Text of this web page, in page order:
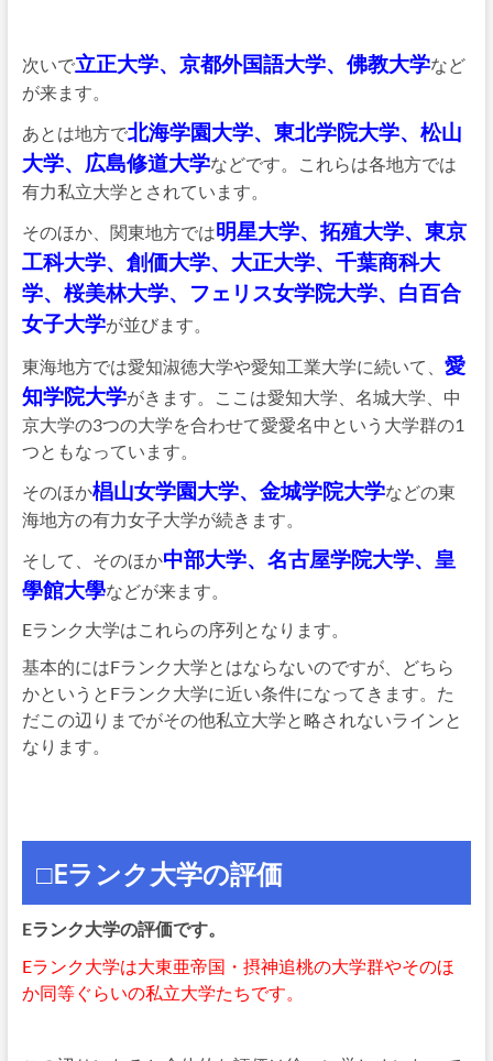
次いで立正大学、京都外国語大学、佛教大学など
が来ます。
あとは地方で北海学園大学、東北学院大学、松山
大学、広島修道大学などです。これらは各地方では
有力私立大学とされています。
そのほか、関東地方では明星大学、拓殖大学、東京
工科大学、創価大学、大正大学、千葉商科大
学、桜美林大学、フェリス女学院大学、白百合
女子大学が並びます。
東海地方では愛知淑徳大学や愛知工業大学に続いて、 愛
知学院大学がきます。ここは愛知大学、名城大学、中
京大学の3つの大学を合わせて愛愛名中という大学群の1
つともなっています。
そのほか椙山女学園大学、金城学院大学などの東
海地方の有力女子大学が続きます。
そして、そのほか中部大学、名古屋学院大学、皇
學館大學などが来ます。
Eランク大学はこれらの序列となります。
基本的にはFランク大学とはならないのですが、どちら
かというとFランク大学に近い条件になってきます。た
だこの辺りまでがその他私立大学と略されないラインと
なります。
□Eランク大学の評価
Eランク大学の評価です。
Eランク大学は大東亜帝国・摂神追桃の大学群やそのほ
か同等ぐらいの私立大学たちです。